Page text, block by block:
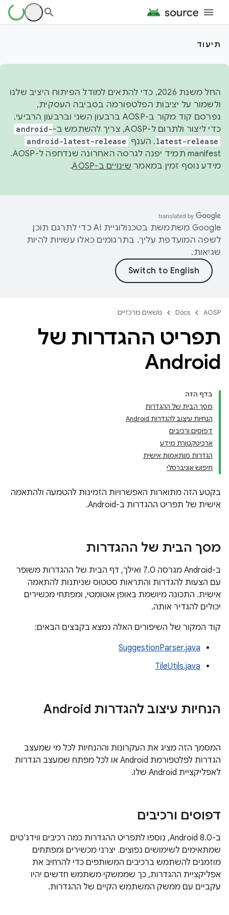
תיעוד
החל משנת 2026, כדי להתאים למודל הפיתוח היציב שלנו
ולשמור על יציבות הפלטפורמה בסביבה העסקית,
נפרסם קוד מקור ב-AOSP ברבעון השני וברבעון הרביעי.
כדי ליצור ולתרום ל-AOSP, צריך להשתמש ב-
android-
latest-release. הענף android-latest-release
manifest תמיד יפנה לגרסה האחרונה שנדחפה ל-AOSP.
מידע נוסף זמין במאמר שינויים ב-AOSP .
‫Google משתמשת בטכנולוגיית AI כדי לתרגם תוכן
לשפה המועדפת עליך. בתרגומים כאלו עשויות להיות
שגיאות.
AOSP
Docs נושאים מרכזיים
תפריט ההגדרות של
Android
בדף הזה
מסך הבית של ההגדרות
הנחיות עיצוב להגדרות Android
דפוסים ורכיבים
ארכיטקטורת מידע
הגדרות מותאמות אישית
חיפוש אוניברסלי
בקטע הזה מתוארות האפשרויות הזמינות להטמעה ולהתאמה
אישית של תפריט ההגדרות ב-Android.
מסך הבית של ההגדרות
ב-Android מגרסה 7.0 ואילך, דף הבית של ההגדרות משופר
עם הצעות להגדרות והתראות סטטוס שניתנות להתאמה
אישית. התכונה מיושמת באופן אוטומטי, ומפתחי מכשירים
יכולים להגדיר אותה.
קוד המקור של השיפורים האלה נמצא בקבצים הבאים:
SuggestionParser.java
TileUtils.java
הנחיות עיצוב להגדרות Android
המסמך הזה מציג את העקרונות וההנחיות לכל מי שמעצב
הגדרות לפלטפורמת Android או לכל מפתח שמעצב הגדרות
לאפליקציית Android שלו.
דפוסים ורכיבים
ב-Android 8.0, נוספו לתפריט ההגדרות כמה רכיבים ווידג'טים
שמתאימים לשימושים נפוצים. יצרני מכשירים ומפתחים
מוזמנים להשתמש ברכיבים המשותפים כדי להרחיב את
אפליקציית ההגדרות, כך שממשקי משתמש חדשים יהיו
עקביים עם ממשק המשתמש הקיים של ההגדרות.